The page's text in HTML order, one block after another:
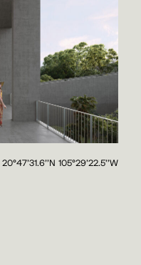
20°47'31.6''N 105°29'22.5''W